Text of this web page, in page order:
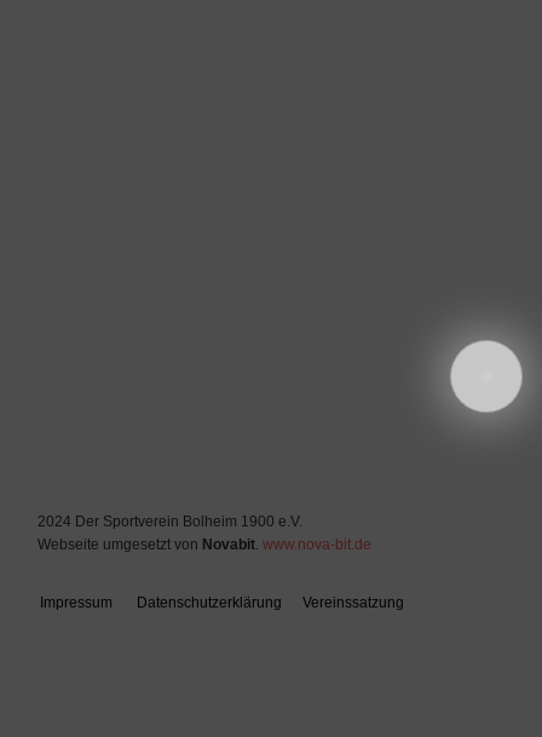
2024 Der Sportverein Bolheim 1900 e.V.
Webseite umgesetzt von Novabit. www.nova-bit.de
Impressum Datenschutzerklärung Vereinssatzung